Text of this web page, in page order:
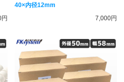
円
40×内径12mm
7,000円